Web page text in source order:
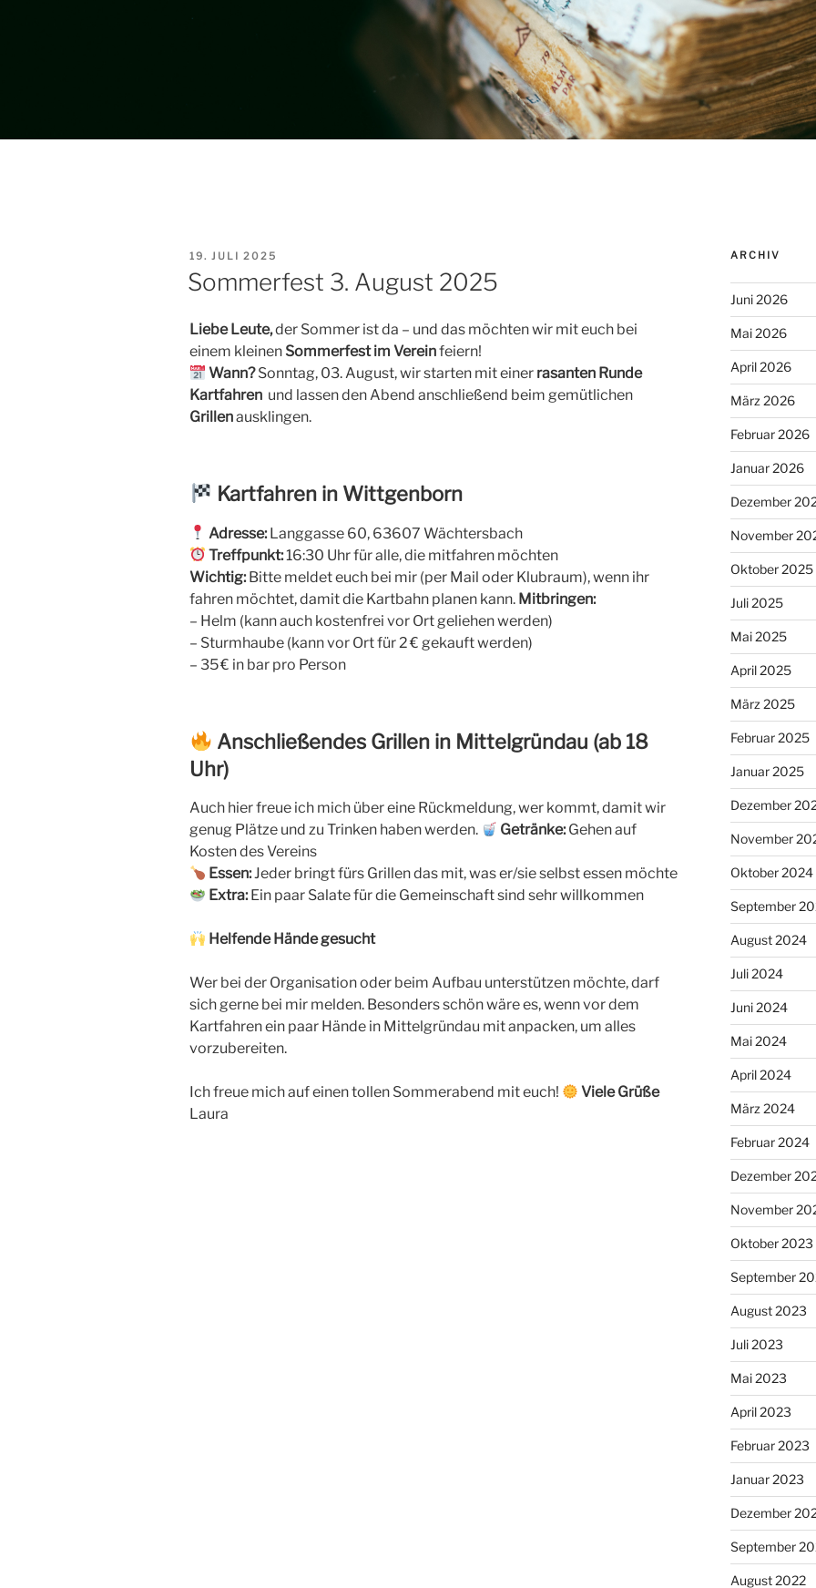
VERÖFFENTLICHT
AM
19. JULI 2025
Sommerfest 3. August 2025
Liebe Leute,der Sommer ist da – und das möchten wir mit euch bei
einem kleinen Sommerfest im Vereinfeiern!
Wann?Sonntag, 03. August, wir starten mit einer rasanten Runde
Kartfahren und lassen den Abend anschließend beim gemütlichen
Grillenausklingen.
Kartfahren in Wittgenborn
Adresse:Langgasse 60, 63607 Wächtersbach
Treffpunkt:16:30 Uhr für alle, die mitfahren möchten
Wichtig:Bitte meldet euch bei mir (per Mail oder Klubraum), wenn ihr
fahren möchtet, damit die Kartbahn planen kann. Mitbringen:
– Helm (kann auch kostenfrei vor Ort geliehen werden)
– Sturmhaube (kann vor Ort für 2 € gekauft werden)
– 35 € in bar pro Person
Anschließendes Grillen in Mittelgründau (ab 18
Uhr)
Auch hier freue ich mich über eine Rückmeldung, wer kommt, damit wir
genug Plätze und zu Trinken haben werden.
Getränke:Gehen auf
Kosten des Vereins
Essen:Jeder bringt fürs Grillen das mit, was er/sie selbst essen möchte
Extra:Ein paar Salate für die Gemeinschaft sind sehr willkommen
Helfende Hände gesucht
Wer bei der Organisation oder beim Aufbau unterstützen möchte, darf
sich gerne bei mir melden. Besonders schön wäre es, wenn vor dem
Kartfahren ein paar Hände in Mittelgründau mit anpacken, um alles
vorzubereiten.
Ich freue mich auf einen tollen Sommerabend mit euch!
Viele Grüße
Laura
ARCHIV
Juni 2026
Mai 2026
April 2026
März 2026
Februar 2026
Januar 2026
Dezember
November
Oktober 2025
Juli 2025
Mai 2025
April 2025
März 2025
Februar 2025
Januar 2025
Dezember
November
Oktober 2024
September
August 2024
Juli 2024
Juni 2024
Mai 2024
April 2024
März 2024
Februar 2024
Dezember
November
Oktober 2023
September
August 2023
Juli 2023
Mai 2023
April 2023
Februar 2023
Januar 2023
Dezember
September
August 2022